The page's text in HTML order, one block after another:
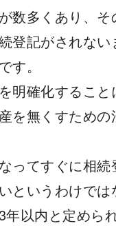
数多くあり、そ
登記がされな
す。
明確化するこ
を無くすための
ってすぐに相
というわけでは
以内と定めら